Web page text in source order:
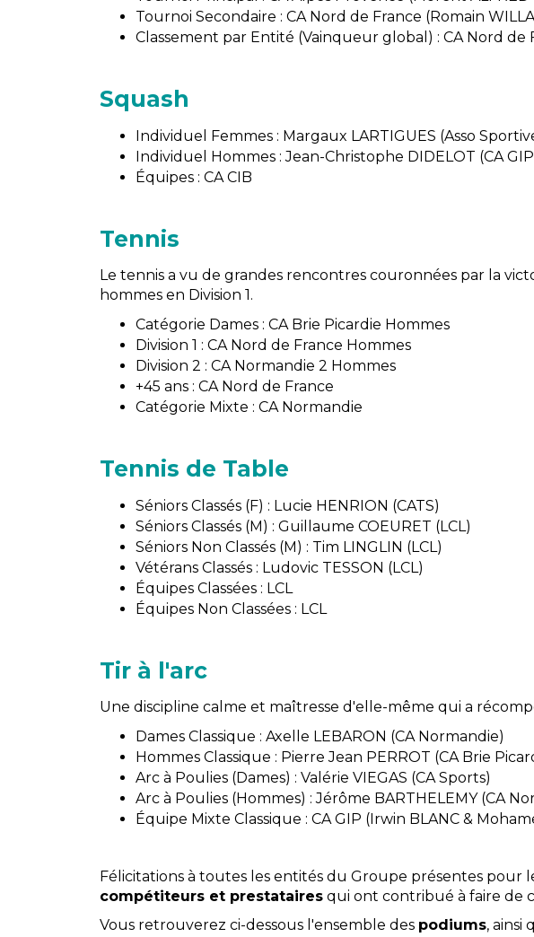
Tournoi Secondaire : CA Nord de France (Romain
Classement par Entité (Vainqueur global) : CA Nord de
Squash
Individuel Femmes : Margaux LARTIGUES (Asso
Individuel Hommes : Jean-Christophe DIDELOT (CA
Équipes : CA CIB
Tennis
Le tennis a vu de grandes rencontres couronnées par la
hommes en Division 1.
Catégorie Dames : CA Brie Picardie Hommes
Division 1 : CA Nord de France Hommes
Division 2 : CA Normandie 2 Hommes
+45 ans : CA Nord de France
Catégorie Mixte : CA Normandie
Tennis de Table
Séniors Classés (F) : Lucie HENRION (CATS)
Séniors Classés (M) : Guillaume COEURET (LCL)
Séniors Non Classés (M) : Tim LINGLIN (LCL)
Vétérans Classés : Ludovic TESSON (LCL)
Équipes Classées : LCL
Équipes Non Classées : LCL
Tir à l'arc
Une discipline calme et maîtresse d'elle-même qui a
Dames Classique : Axelle LEBARON (CA Normandie)
Hommes Classique : Pierre Jean PERROT (CA Brie
Arc à Poulies (Dames) : Valérie VIEGAS (CA Sports)
Arc à Poulies (Hommes) : Jérôme BARTHELEMY (CA
Équipe Mixte Classique : CA GIP (Irwin BLANC &
Félicitations à toutes les entités du Groupe présentes pour
compétiteurs et prestataires qui ont contribué à faire de
Vous retrouverez ci-dessous l'ensemble des podiums, ainsi